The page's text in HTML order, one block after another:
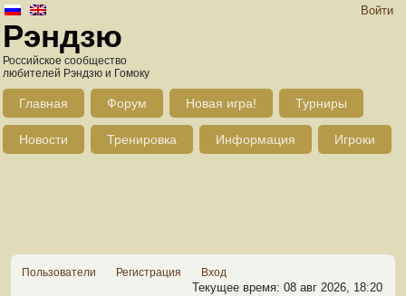
Войти
Рэндзю
Российское сообщество
любителей Рэндзю и Гомоку
Главная Форум Новая игра! Турниры
Новости Тренировка Информация Игроки
Пользователи Регистрация Вход
Текущее время: 08 авг 2026, 18:20